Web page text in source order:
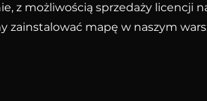
możliwością sprzedaży licencji
zainstalować mapę w naszym